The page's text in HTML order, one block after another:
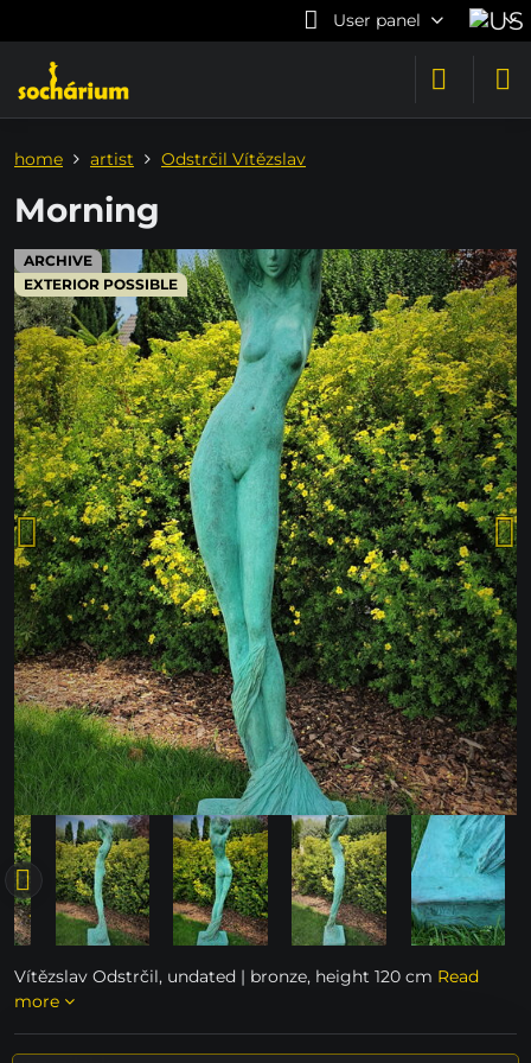
User panel
ARCHIVE
EXTERIOR POSSIBLE
home artist Odstrčil Vítězslav
Morning
Vítězslav Odstrčil, undated | bronze, height 120 cm Read
more